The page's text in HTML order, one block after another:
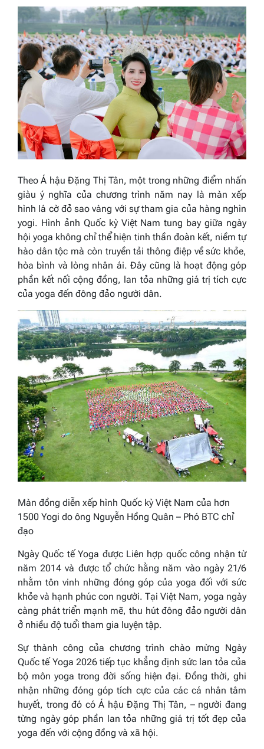
Theo Á hậu Đặng Thị Tân, một trong những điểm nhấn
giàu ý nghĩa của chương trình năm nay là màn xếp
hình lá cờ đỏ sao vàng với sự tham gia của hàng nghìn
yogi. Hình ảnh Quốc kỳ Việt Nam tung bay giữa ngày
hội yoga không chỉ thể hiện tinh thần đoàn kết, niềm tự
hào dân tộc mà còn truyền tải thông điệp về sức khỏe,
hòa bình và lòng nhân ái. Đây cũng là hoạt động góp
phần kết nối cộng đồng, lan tỏa những giá trị tích cực
của yoga đến đông đảo người dân.
Màn đồng diễn xếp hình Quốc kỳ Việt Nam của hơn
1500 Yogi do ông Nguyễn Hồng Quân – Phó BTC chỉ
đạo
Ngày Quốc tế Yoga được Liên hợp quốc công nhận từ
năm 2014 và được tổ chức hằng năm vào ngày 21/6
nhằm tôn vinh những đóng góp của yoga đối với sức
khỏe và hạnh phúc con người. Tại Việt Nam, yoga ngày
càng phát triển mạnh mẽ, thu hút đông đảo người dân
ở nhiều độ tuổi tham gia luyện tập.
Sự thành công của chương trình chào mừng Ngày
Quốc tế Yoga 2026 tiếp tục khẳng định sức lan tỏa của
bộ môn yoga trong đời sống hiện đại. Đồng thời, ghi
nhận những đóng góp tích cực của các cá nhân tâm
huyết, trong đó có Á hậu Đặng Thị Tân, – người đang
từng ngày góp phần lan tỏa những giá trị tốt đẹp của
yoga đến với cộng đồng và xã hội.